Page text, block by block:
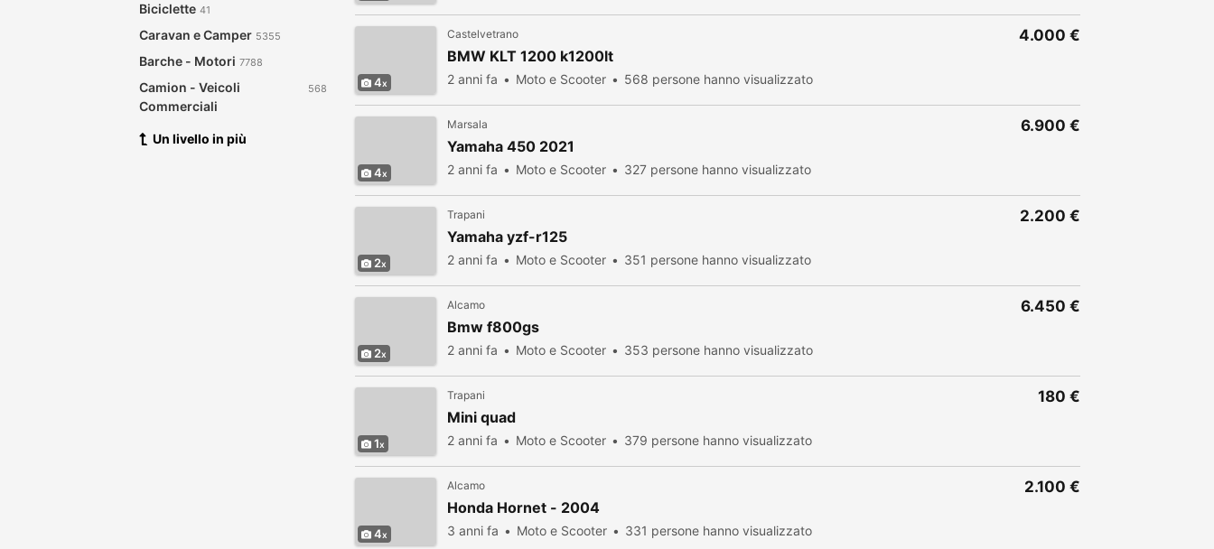
Biciclette 41
Caravan e Camper 5355
Barche - Motori 7788
Camion - Veicoli
Commerciali
568
Un livello in più
4
Castelvetrano
BMW KLT 1200 k1200lt
2 anni fa Moto e Scooter 568 persone hanno visualizzato
4.000 €
4
Marsala
Yamaha 450 2021
2 anni fa Moto e Scooter 327 persone hanno visualizzato
6.900 €
2
Trapani
Yamaha yzf-r125
2 anni fa Moto e Scooter 351 persone hanno visualizzato
2.200 €
2
Alcamo
Bmw f800gs
2 anni fa Moto e Scooter 353 persone hanno visualizzato
6.450 €
1
Trapani
Mini quad
2 anni fa Moto e Scooter 379 persone hanno visualizzato
180 €
4
Alcamo
Honda Hornet - 2004
3 anni fa Moto e Scooter 331 persone hanno visualizzato
2.100 €